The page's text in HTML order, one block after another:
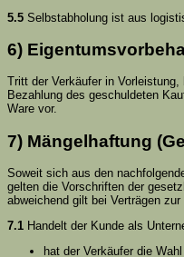
5.5 Selbstabholung ist aus
6)
Tritt der Verkäufer in
Bezahlung des geschuldeten
Ware vor.
7) Mängelhaftung
Soweit sich aus den
gelten die Vorschriften der
abweichend gilt bei Verträgen
7.1 Handelt der Kunde als
hat der Verkäufer die